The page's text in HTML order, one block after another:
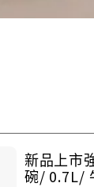
新品上市
碗/ 0.7L/